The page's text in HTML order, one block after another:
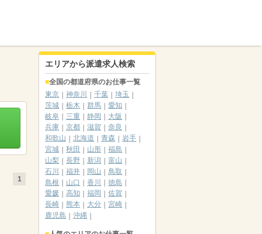
1
エリアから派遣求人検索
全国の都道府県のお仕事一覧
東京
神奈川 千葉
埼玉
茨城
栃木 群馬
愛知
岐阜
三重 静岡
大阪
兵庫
京都 滋賀
奈良
和歌山
北海道 青森
岩手
宮城
秋田 山形
福島
山梨
長野 新潟
富山
石川
福井 岡山
鳥取
島根
山口 香川
徳島
愛媛
高知 福岡
佐賀
長崎
熊本 大分
宮崎
鹿児島
沖縄